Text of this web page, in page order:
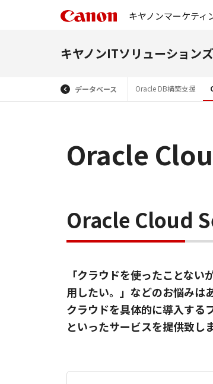
キヤノンマーケティ
キヤノンITソリューション
データベース Oracle DB構築支援
Oracle
Oracle Cloud
「クラウドを使ったことな
用したい。」などのお悩みは
クラウドを具体的に導入する
といったサービスを提供致しま